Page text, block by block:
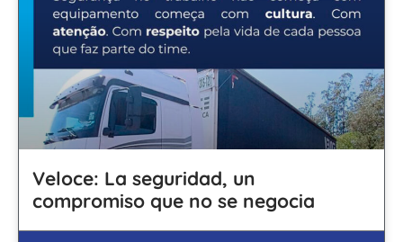
Veloce: La seguridad, un
compromiso que no se negocia